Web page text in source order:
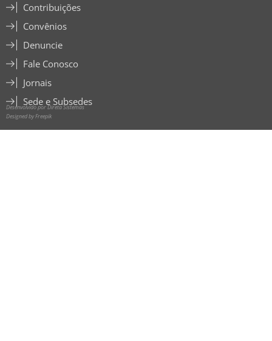
Contribuições
Convênios
Denuncie
Fale Conosco
Jornais
Sede e Subsedes
Desenvolvido por Direta Sistemas
Designed by Freepik